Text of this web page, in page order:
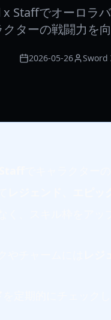
Staffでオーロラ
ターの戦闘力を
2026-05-26 Sword